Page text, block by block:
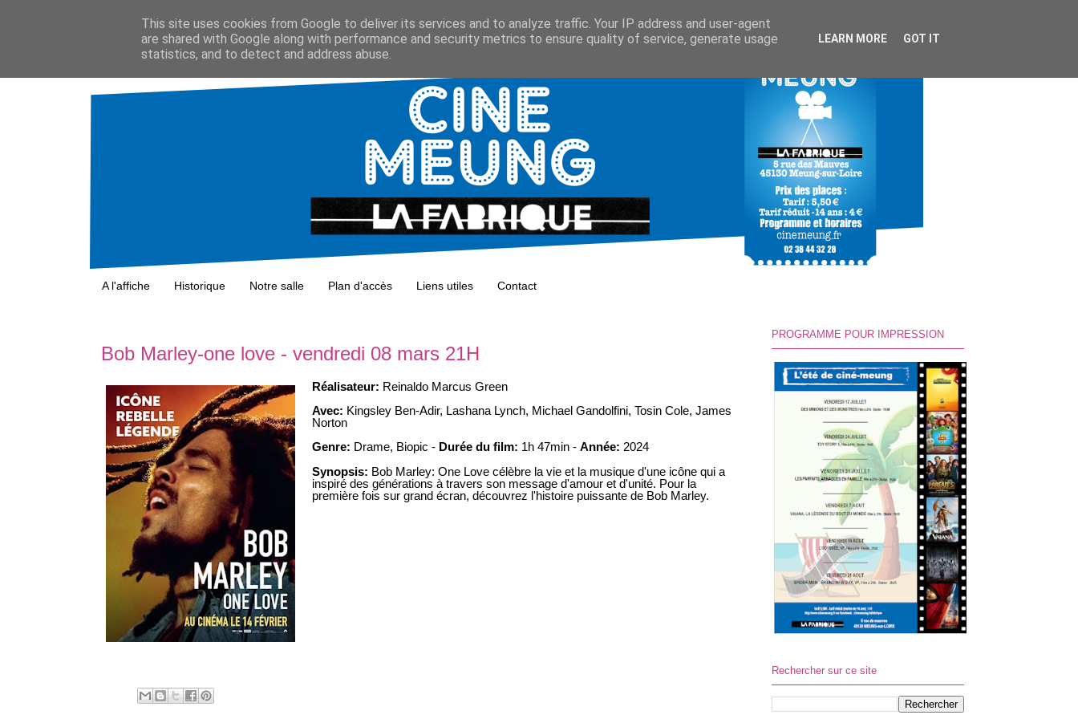
A l'affiche Historique Notre salle Plan d'accès Liens utiles Contact
Bob Marley-one love - vendredi 08 mars 21H
Réalisateur: Reinaldo Marcus Green
Avec: Kingsley Ben-Adir, Lashana Lynch, Michael Gandolfini, Tosin Cole, James
Norton
Genre: Drame, Biopic - Durée du film: 1h 47min -Année:2024
Synopsis: Bob Marley: One Love célèbre la vie et la musique d'une icône qui a
inspiré des générations à travers son message d'amour et d'unité. Pour la
première fois sur grand écran, découvrez l'histoire puissante de Bob Marley.
PROGRAMME POUR IMPRESSION
Rechercher sur ce site
This site uses cookies from Google to deliver its services and to analyze traffic. Your IP address and user-agent
are shared with Google along with performance and security metrics to ensure quality of service, generate usage
statistics, and to detect and address abuse.
LEARN MORE GOT IT